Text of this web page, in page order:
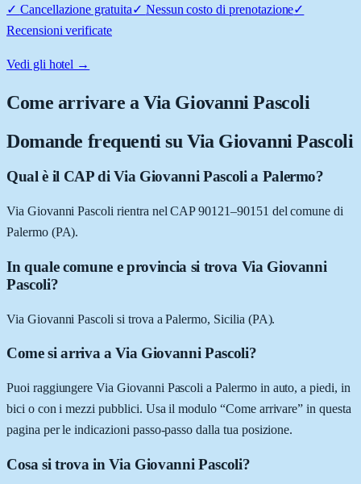
✓ Cancellazione gratuita✓ Nessun costo di prenotazione✓
Recensioni verificate
Vedi gli hotel →
Come arrivare aVia Giovanni Pascoli
Domande frequenti su Via Giovanni Pascoli
Qual è il CAP di Via Giovanni Pascoli a Palermo?
Via Giovanni Pascoli rientra nel CAP 90121–90151 del comune di
Palermo (PA).
In quale comune e provincia si trova Via Giovanni
Pascoli?
Via Giovanni Pascoli si trova a Palermo, Sicilia (PA).
Come si arriva a Via Giovanni Pascoli?
Puoi raggiungere Via Giovanni Pascoli a Palermo in auto, a piedi, in
bici o con i mezzi pubblici. Usa il modulo “Come arrivare” in questa
pagina per le indicazioni passo-passo dalla tua posizione.
Cosa si trova in Via Giovanni Pascoli?